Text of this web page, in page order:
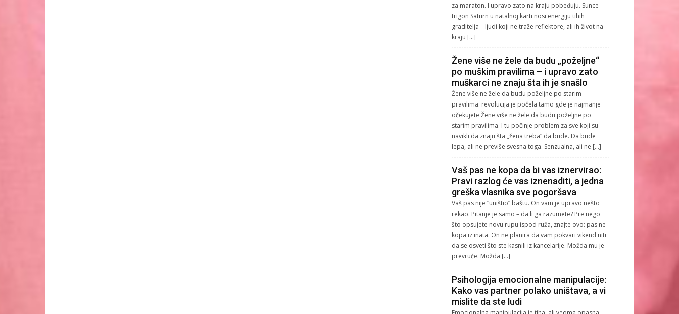
za maraton. I upravo zato na kraju pobeđuju. Sunce
trigon Saturn u natalnoj karti nosi energiju tihih
graditelja – ljudi koji ne traže reflektore, ali ih život na
kraju […]
Žene više ne žele da budu „poželjne“
po muškim pravilima – i upravo zato
muškarci ne znaju šta ih je snašlo
Žene više ne žele da budu poželjne po starim
pravilima: revolucija je počela tamo gde je najmanje
očekujete Žene više ne žele da budu poželjne po
starim pravilima. I tu počinje problem za sve koji su
navikli da znaju šta „žena treba“ da bude. Da bude
lepa, ali ne previše svesna toga. Senzualna, ali ne […]
Vaš pas ne kopa da bi vas iznervirao:
Pravi razlog će vas iznenaditi, a jedna
greška vlasnika sve pogoršava
Vaš pas nije “uništio” baštu. On vam je upravo nešto
rekao. Pitanje je samo – da li ga razumete? Pre nego
što opsujete novu rupu ispod ruža, znajte ovo: pas ne
kopa iz inata. On ne planira da vam pokvari vikend niti
da se osveti što ste kasnili iz kancelarije. Možda mu je
prevruće. Možda […]
Psihologija emocionalne manipulacije:
Kako vas partner polako uništava, a vi
mislite da ste ludi